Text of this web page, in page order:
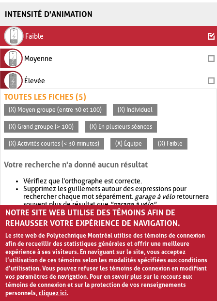
INTENSITÉ D'ANIMATION
Faible
Moyenne
Élevée
TOUTES LES FICHES (5)
(X) Moyen groupe (entre 30 et 100) (X) Individuel
(X) Grand groupe (> 100) (X) En plusieurs séances
(X) Activités courtes (< 30 minutes) (X) Équipe (X) Faible
Votre recherche n'a donné aucun résultat
Vérifiez que l'orthographe est correcte.
Supprimez les guillemets autour des expressions pour
rechercher chaque mot séparément. garage à véloretournera
souvent plus de résultat que"garage à vélo".
Envisagez d'élargir votre recherche avec OR.garage OR vélo
retournera souvent plus de résultat quegarage à vélo
NOTRE SITE WEB UTILISE DES TÉMOINS AFIN DE
REHAUSSER VOTRE EXPÉRIENCE DE NAVIGATION.
Le site web de Polytechnique Montréal utilise des témoins de connexion
afin de recueillir des statistiques générales et offrir une meilleure
expérience à ses visiteurs. En naviguant sur le site, vous acceptez
l’utilisation de ces témoins selon les modalités spécifiées aux conditions
d’utilisation. Vous pouvez refuser les témoins de connexion en modifiant
vos paramètres de navigation. Pour en savoir plus sur le recours aux
témoins de connexion et sur la protection de vos renseignements
personnels,cliquez ici.